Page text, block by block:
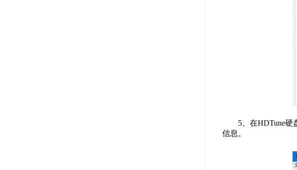
5、在HDTune硬盘
信息。